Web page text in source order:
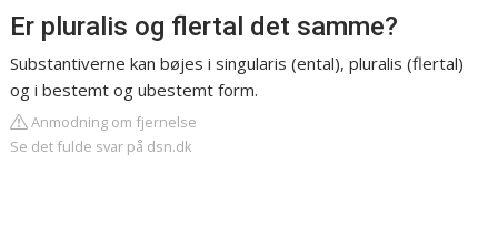
Er pluralis og flertal det samme?
Substantiverne kan bøjes i singularis (ental), pluralis (flertal)
og i bestemt og ubestemt form.
Anmodning om fjernelse
Se det fulde svar på dsn.dk